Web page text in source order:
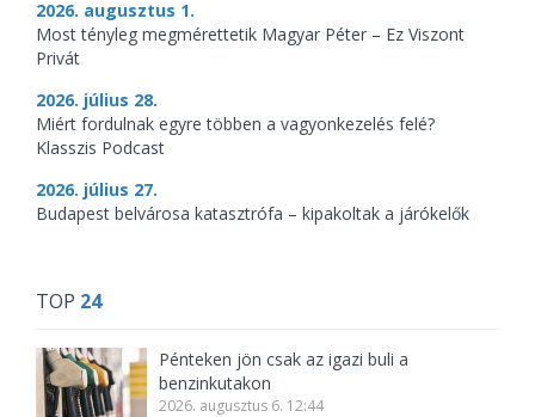
2026. augusztus 1.
Most tényleg megmérettetik Magyar Péter – Ez Viszont
Privát
2026. július 28.
Miért fordulnak egyre többen a vagyonkezelés felé?
Klasszis Podcast
2026. július 27.
Budapest belvárosa katasztrófa – kipakoltak a járókelők
TOP 24
Pénteken jön csak az igazi buli a
benzinkutakon
2026. augusztus 6. 12:44